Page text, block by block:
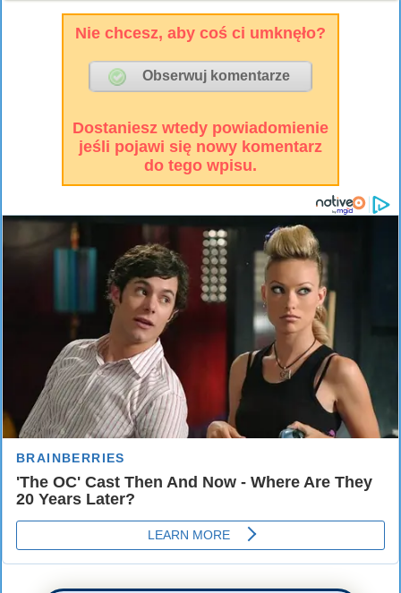
Nie chcesz, aby coś ci umknęło?
Dostaniesz wtedy powiadomienie
jeśli pojawi się nowy komentarz
do tego wpisu.